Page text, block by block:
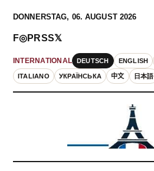
DONNERSTAG, 06. AUGUST 2026
INTERNATIONAL DEUTSCH ENGLISH
ITALIANO УКРАЇНСЬКА 中文 日本語
F◎PRSS𝕏